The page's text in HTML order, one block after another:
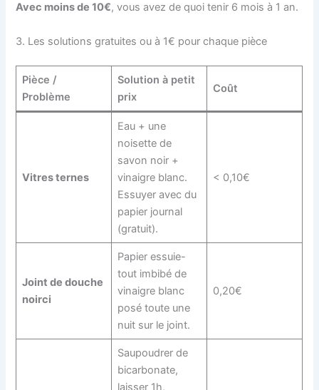
Avec moins de 10€, vous avez de quoi tenir 6 mois à 1 an.
3. Les solutions gratuites ou à 1€ pour chaque pièce
Pièce /
Problème
Solution à petit
prix
Coût
Vitres ternes
Eau + une
noisette de
savon noir +
vinaigre blanc.
Essuyer avec du
papier journal
(gratuit).
< 0,10€
Joint de douche
noirci
Papier essuie-
tout imbibé de
vinaigre blanc
posé toute une
nuit sur le joint.
0,20€
Saupoudrer de
bicarbonate,
laisser 1h,